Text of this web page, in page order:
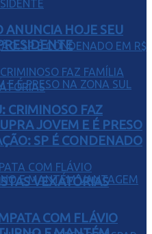
SP É CONDENADO
VEXATÓRIAS
HOJE SEU
CRIMINOSO FAZ
JOVEM E É PRESO
COM FLÁVIO